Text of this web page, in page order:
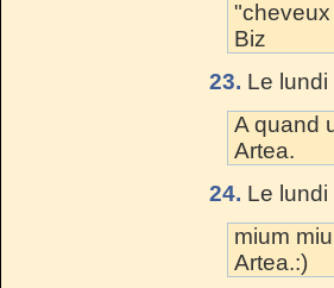
Biz
23. Le
A quand
Artea.
24. Le
mium
Artea.:)